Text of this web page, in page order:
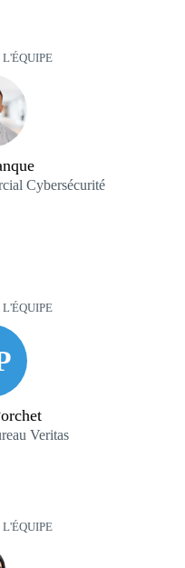
Cybersécurité
Veritas